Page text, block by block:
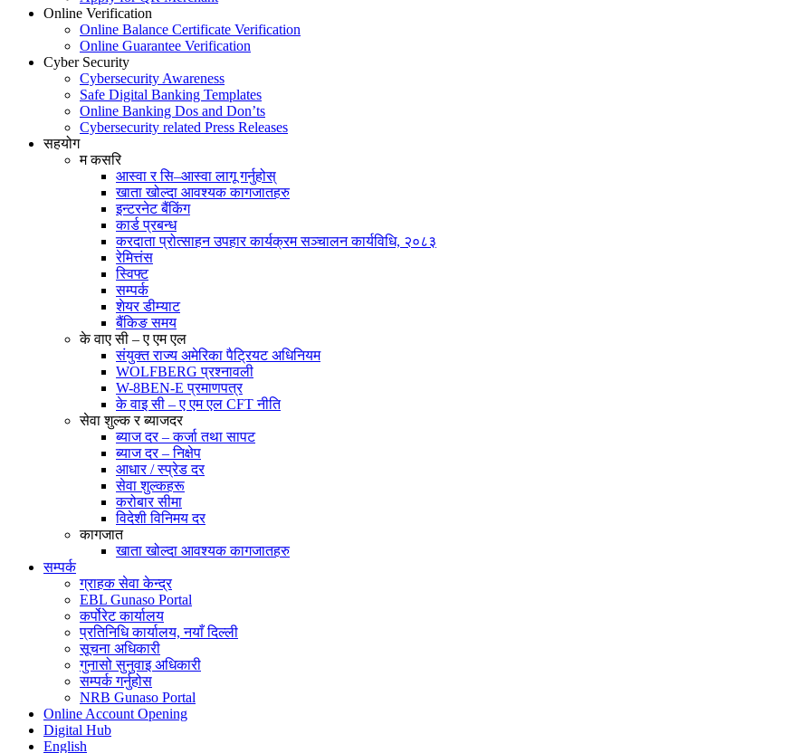
Online Verification
Online Balance Certificate Verification
Online Guarantee Verification
Cyber Security
Cybersecurity Awareness
Safe Digital Banking Templates
Online Banking Dos and Don’ts
Cybersecurity related Press Releases
सहयोग
म कसरि
आस्वा र सि–आस्वा लागू गर्नुहोस्
खाता खोल्दा आवश्यक कागजातहरु
इन्टरनेट बैंकिंग
कार्ड प्रबन्ध
करदाता प्रोत्साहन उपहार कार्यक्रम सञ्चालन कार्यविधि, २०८३
रेमित्तंस
स्विफ्ट
सम्पर्क
शेयर डीम्याट
बैंकिङ समय
के वाए सी – ए एम एल
संयुक्त राज्य अमेरिका पैट्रियट अधिनियम
WOLFBERG प्रश्नावली
W-8BEN-E प्रमाणपत्र
के वाइ सी – ए एम एल CFT नीति
सेवा शुल्क र ब्याजदर
ब्याज दर – कर्जा तथा सापट
ब्याज दर – निक्षेप
आधार / स्प्रेड दर
सेवा शुल्कहरू
करोबार सीमा
विदेशी विनिमय दर
कागजात
खाता खोल्दा आवश्यक कागजातहरु
सम्पर्क
ग्राहक सेवा केन्द्र
EBL Gunaso Portal
कर्पोरेट कार्यालय
प्रतिनिधि कार्यालय, नयाँ दिल्ली
सूचना अधिकारी
गुनासो सुनुवाइ अधिकारी
सम्पर्क गर्नुहोस
NRB Gunaso Portal
Online Account Opening
Digital Hub
English